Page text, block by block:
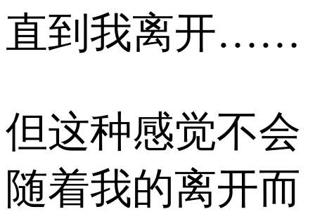
直到我离开……
但这种感觉不会
随着我的离开而